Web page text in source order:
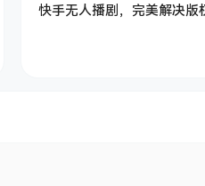
快手无人播剧，完美解决